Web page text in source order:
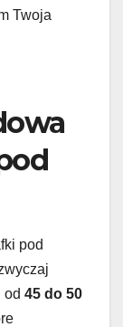
Twoja
pod
od 45 do 50